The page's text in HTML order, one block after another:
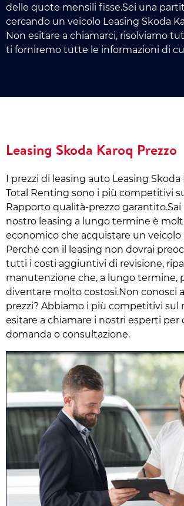
delle quote mensili fisse.Sei una
cercando un veicolo Leasing Skoda
Non esitare a chiamarci, risolviamo
ti forniremo tutte le informazioni di
Leasing Skoda Karoq Prezzo
I prezzi di leasing auto Leasing Skoda
Total Renting sono i più competitivi
Rapporto qualità-prezzo garantito.Sai
nostro leasing a lungo termine è
economico che acquistare un veicolo
Perché con il leasing non dovrai
tutti i costi aggiuntivi di revisione,
manutenzione che, a lungo termine,
diventare molto costosi.Non conosci
prezzi? Abbiamo i più competitivi sul
esitare a chiamare i nostri esperti per
domanda o consultazione.